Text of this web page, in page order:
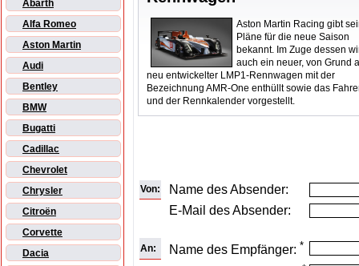
Abarth
Alfa Romeo
Aston Martin
Audi
Bentley
BMW
Bugatti
Cadillac
Chevrolet
Chrysler
Citroën
Corvette
Dacia
Aston Martin Racing gibt
Pläne für die neue Saison
bekannt. Im Zuge dessen
auch ein neuer, von Grund
neu entwickelter LMP1-Rennwagen mit der
Bezeichnung AMR-One enthüllt sowie das
und der Rennkalender vorgestellt.
Von:
Name des Absender:
E-Mail des Absender:
An: Name des Empfänger: *